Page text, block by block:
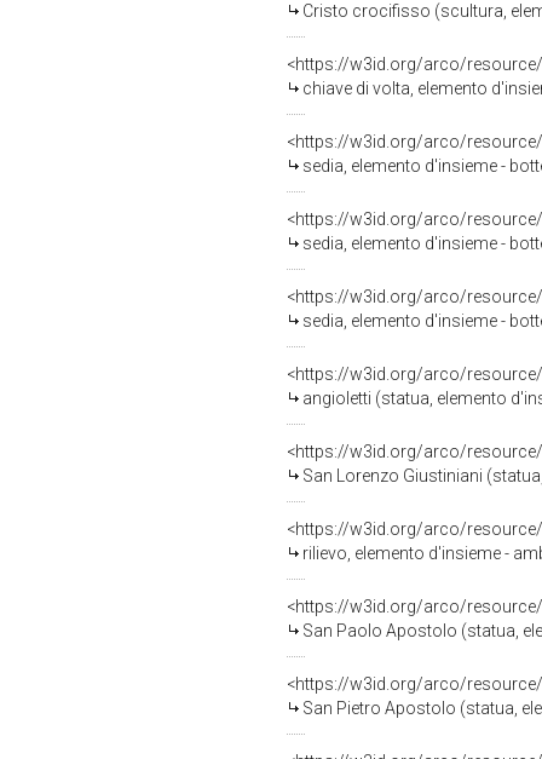
Cristo crocifisso (scultura,
<https://w3id.org/arco/
chiave di volta, elemento
<https://w3id.org/arco/
sedia, elemento d'insieme -
<https://w3id.org/arco/
sedia, elemento d'insieme -
<https://w3id.org/arco/
sedia, elemento d'insieme -
<https://w3id.org/arco/
angioletti (statua, elemento
<https://w3id.org/arco/
San Lorenzo Giustiniani
<https://w3id.org/arco/
rilievo, elemento d'insieme -
<https://w3id.org/arco/
San Paolo Apostolo (statua,
<https://w3id.org/arco/
San Pietro Apostolo (statua,